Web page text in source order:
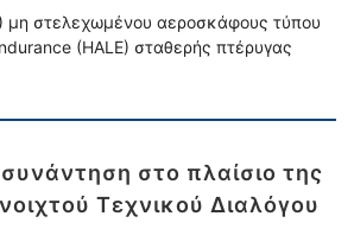
μη στελεχωμένου αεροσκάφους τύπου
(HALE) σταθερής πτέρυγας
στο πλαίσιο της
Τεχνικού Διαλόγου